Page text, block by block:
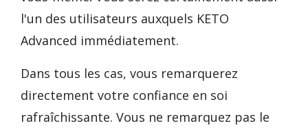
l'un des utilisateurs auxquels KETO
Advanced immédiatement.
Dans tous les cas, vous remarquerez
directement votre confiance en soi
rafraîchissante. Vous ne remarquez pas le